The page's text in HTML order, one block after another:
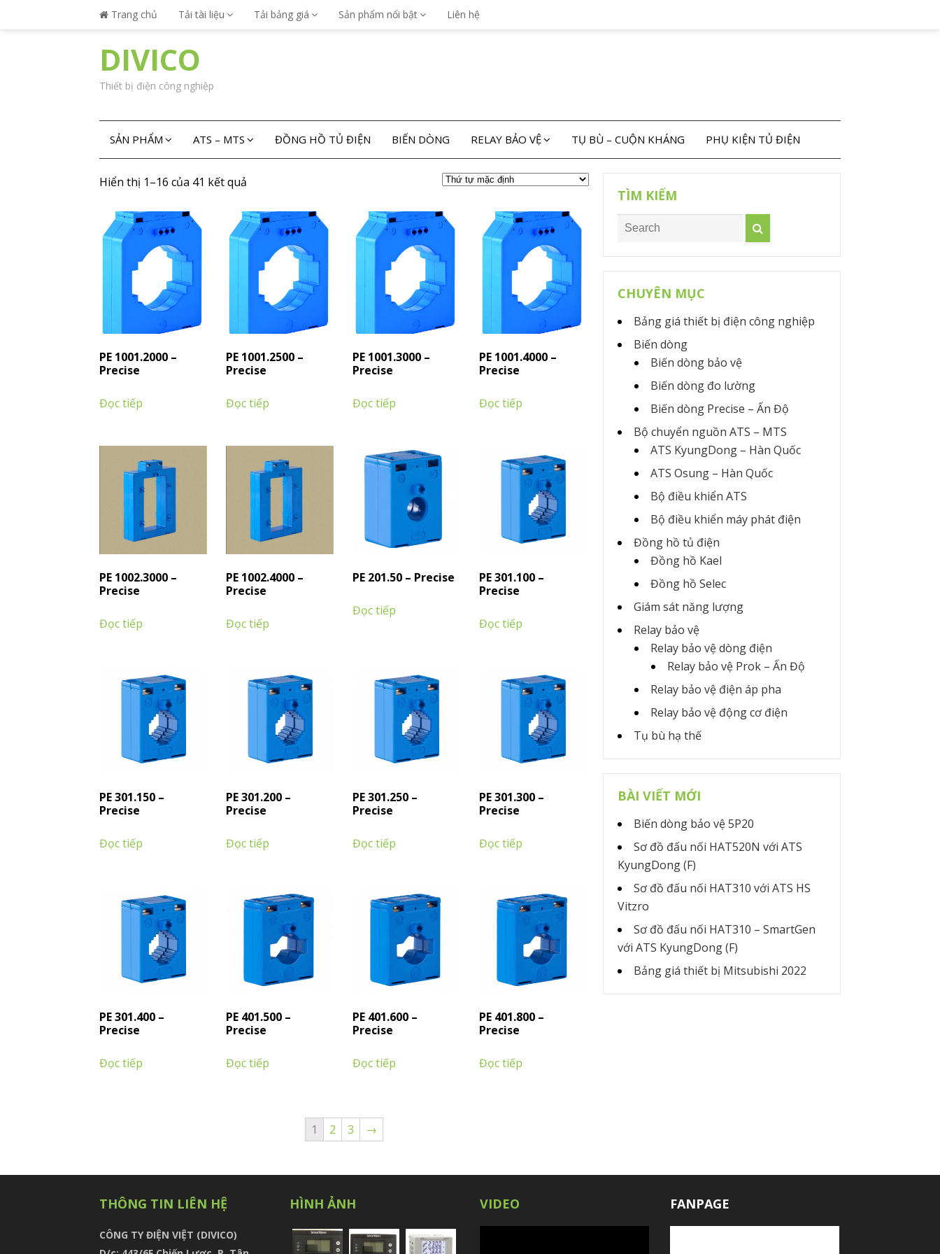
Trang chủ Tải tài liệu Tải bảng giá Sản phẩm nổi bật Liên hệ
DIVICO
Thiết bị điện công nghiệp
SẢN PHẨM ATS – MTS ĐỒNG HỒ TỦ ĐIỆN BIẾN DÒNG RELAY BẢO VỆ TỤ BÙ – CUỘN KHÁNG PHỤ KIỆN TỦ ĐIỆN
Hiển thị 1–16 của 41 kết quả
PE 1001.2000 –
Precise
Đọc tiếp
PE 1001.2500 –
Precise
Đọc tiếp
PE 1001.3000 –
Precise
Đọc tiếp
PE 1001.4000 –
Precise
Đọc tiếp
PE 1002.3000 –
Precise
Đọc tiếp
PE 1002.4000 –
Precise
Đọc tiếp
PE 201.50 – Precise
Đọc tiếp
PE 301.100 –
Precise
Đọc tiếp
PE 301.150 –
Precise
Đọc tiếp
PE 301.200 –
Precise
Đọc tiếp
PE 301.250 –
Precise
Đọc tiếp
PE 301.300 –
Precise
Đọc tiếp
PE 301.400 –
Precise
Đọc tiếp
PE 401.500 –
Precise
Đọc tiếp
PE 401.600 –
Precise
Đọc tiếp
PE 401.800 –
Precise
Đọc tiếp
1 2 3 →
TÌM KIẾM
CHUYÊN MỤC
Bảng giá thiết bị điện công nghiệp
Biến dòng
Biến dòng bảo vệ
Biến dòng đo lường
Biến dòng Precise – Ấn Độ
Bộ chuyển nguồn ATS – MTS
ATS KyungDong – Hàn Quốc
ATS Osung – Hàn Quốc
Bộ điều khiển ATS
Bộ điều khiển máy phát điện
Đồng hồ tủ điện
Đồng hồ Kael
Đồng hồ Selec
Giám sát năng lượng
Relay bảo vệ
Relay bảo vệ dòng điện
Relay bảo vệ Prok – Ấn Độ
Relay bảo vệ điện áp pha
Relay bảo vệ động cơ điện
Tụ bù hạ thế
BÀI VIẾT MỚI
Biến dòng bảo vệ 5P20
Sơ đồ đấu nối HAT520N với ATS
KyungDong (F)
Sơ đồ đấu nối HAT310 với ATS HS
Vitzro
Sơ đồ đấu nối HAT310 – SmartGen
với ATS KyungDong (F)
Bảng giá thiết bị Mitsubishi 2022
THÔNG TIN LIÊN HỆ
CÔNG TY ĐIỆN VIỆT (DIVICO)
HÌNH ẢNH VIDEO FANPAGE